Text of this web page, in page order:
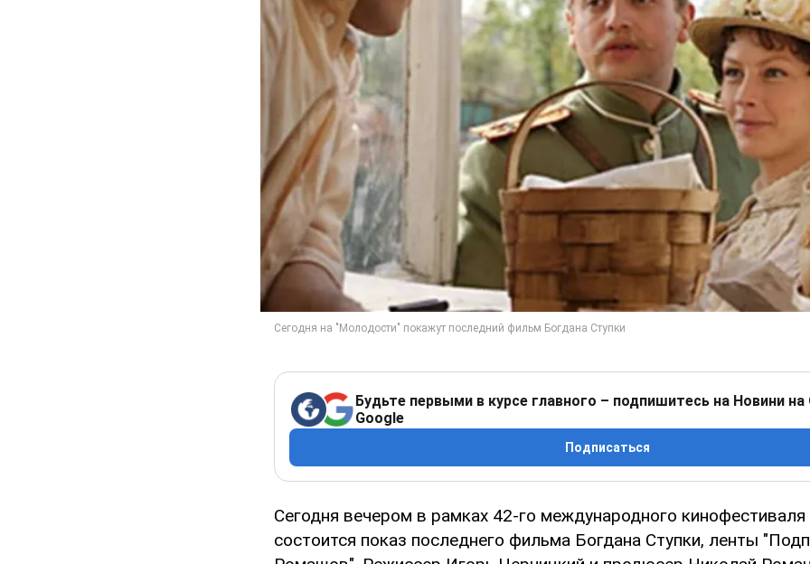
Будьте первыми в курсе главного – подпишитесь на Новини на
Google
Подписаться
Сегодня вечером в рамках 42-го международного
состоится показ последнего фильма Богдана Ступки, ленты